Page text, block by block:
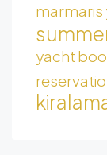
marmaris
yacht